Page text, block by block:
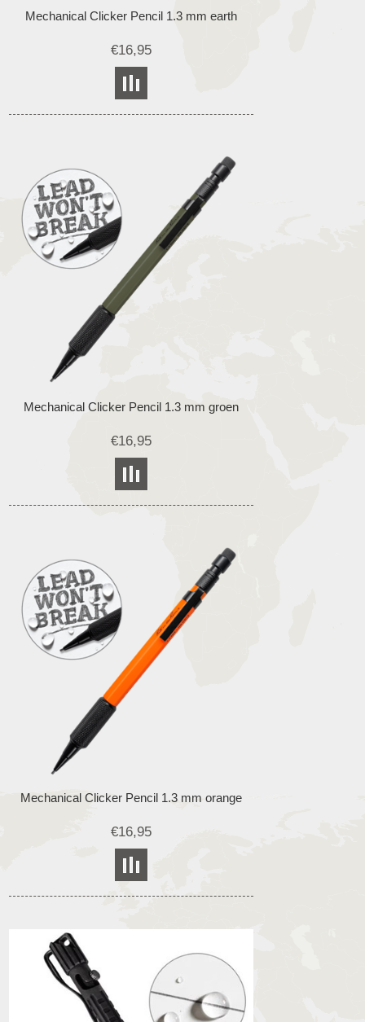
Mechanical Clicker Pencil 1.3 mm earth
€16,95
Mechanical Clicker Pencil 1.3 mm groen
€16,95
Mechanical Clicker Pencil 1.3 mm orange
€16,95